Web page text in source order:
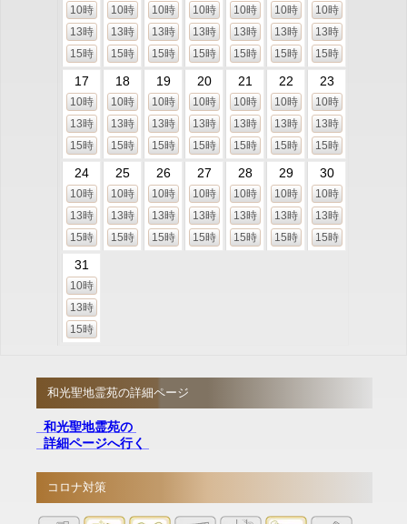
10時
13時
15時
10時
13時
15時
10時
13時
15時
10時
13時
15時
10時
13時
15時
10時
13時
15時
10時
13時
15時
17
10時
13時
15時
18
10時
13時
15時
19
10時
13時
15時
20
10時
13時
15時
21
10時
13時
15時
22
10時
13時
15時
23
10時
13時
15時
24
10時
13時
15時
25
10時
13時
15時
26
10時
13時
15時
27
10時
13時
15時
28
10時
13時
15時
29
10時
13時
15時
30
10時
13時
15時
31
10時
13時
15時
和光聖地霊苑の詳細ページ
和光聖地霊苑の
詳細ページへ行く
コロナ対策